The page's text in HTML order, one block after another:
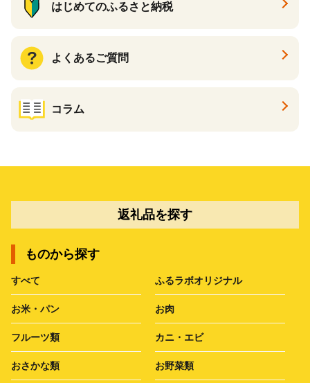
はじめてのふるさと納税
よくあるご質問
コラム
返礼品を探す
ものから探す
すべて ふるラボオリジナル
お米・パン お肉
フルーツ類 カニ・エビ
おさかな類 お野菜類